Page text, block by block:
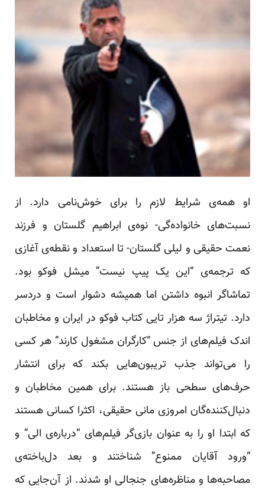
او همه‌ی شرایط لازم را برای خوش‌نامی دارد. از
نسبت‌های خانواده‌گی- نوه‌ی ابراهیم گلستان و فرزند
نعمت حقیقی و لیلی گلستان- تا استعداد و نقطه‌ی آغازی
که ترجمه‌ی “این یک پیپ نیست” میشل فوکو بود.
تماشاگر انبوه داشتن اما همیشه دشوار است و دردسر
دارد. تیتراژ سه هزار تایی کتاب فوکو در ایران و مخاطبان
اندک فیلم‌های از جنس “کارگران مشغول کارند” هر کسی
را می‌تواند جذب تریبون‌هایی بکند که برای انتشار
حرف‌های سطحی باز هستند. برای همین مخاطبان و
دنبال‌کننده‌گان امروزی مانی حقیقی، اکثرا کسانی هستند
که ابتدا او را به عنوان بازی‌گر فیلم‌های “درباره‌ی الی” و
“ورود آقایان ممنوع” شناختند و بعد دل‌باخته‌ی
مصاحبه‌ها و مناظره‌های جنجالی او شدند. از آن‌جایی که